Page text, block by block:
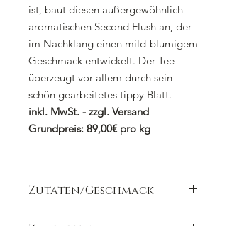
ist, baut diesen außergewöhnlich
aromatischen Second Flush an, der
im Nachklang einen mild-blumigem
Geschmack entwickelt. Der Tee
überzeugt vor allem durch sein
schön gearbeitetes tippy Blatt.
inkl. MwSt. - zzgl. Versand
Grundpreis: 89,00€ pro kg
Zutaten/Geschmack